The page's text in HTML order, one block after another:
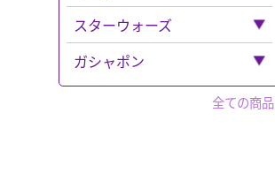
ディズニー
「ディズニー」全て
マジカルコレクション
超合金
ドラゴン
ウエポンなど
「ミニカー」全て
PREMiUM・X
スターウォーズ
「スターウォーズ」全て
フィギュア
ガシャポン
「ガシャポン」全て
全ての商品